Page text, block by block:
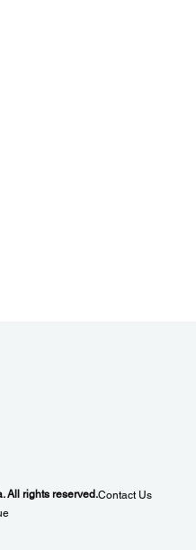
All rights reserved.Contact Us